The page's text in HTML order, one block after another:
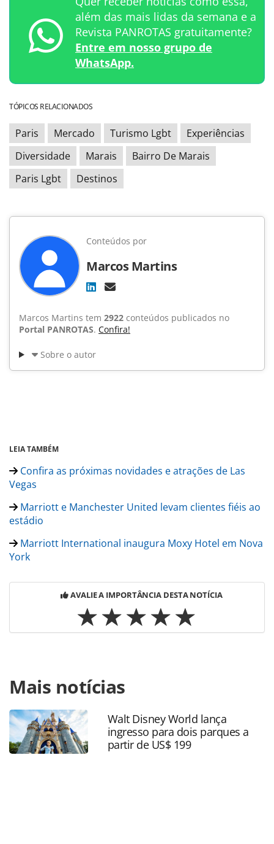
além das mais lidas da semana e a
Revista PANROTAS gratuitamente?
Entre em nosso grupo de
WhatsApp.
TÓPICOS RELACIONADOS
Paris Mercado Turismo Lgbt
Experiências
Diversidade
Marais
Bairro De Marais
Paris Lgbt
Destinos
Conteúdos por
Marcos Martins
Marcos Martins tem 2922 conteúdos publicados no
Portal PANROTAS. Confira!
Sobre o autor
LEIA TAMBÉM
Confira as próximas novidades e atrações de Las
Vegas
Marriott e Manchester United levam clientes fiéis ao
estádio
Marriott International inaugura Moxy Hotel em Nova
York
AVALIE A IMPORTÂNCIA DESTA NOTÍCIA
https://www.panrotas.com.br/destinos/entretenimento/
marais-o-bairro-mais-lgbt-de-paris_162593.html ou as
ferramentas oferecidas na página. Todo o conteúdo
produzido pela PANROTAS Editora é protegido pela
legislação brasileira sobre direito autoral. Não reproduza o
conteúdo sem autorização da PANROTAS Editora
Mais notícias
Walt Disney World lança
ingresso para dois parques a
partir de US$ 199